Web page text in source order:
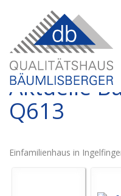
Aktuelle
Q613
Einfamilienhaus in